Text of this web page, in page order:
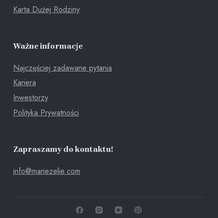
Karta Dużej Rodziny
Ważne informacje
Najczęściej zadawane pytania
Kariera
Inwestorzy
Polityka Prywatności
Zapraszamy do kontaktu!
info@mariezelie.com